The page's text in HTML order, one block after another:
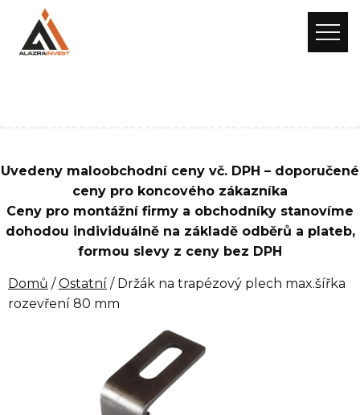
Uvedeny maloobchodní ceny vč. DPH – doporučené
ceny pro koncového zákazníka
Ceny pro montážní firmy a obchodníky stanovíme
dohodou individuálně na základě odběrů a plateb,
formou slevy z ceny bez DPH
Domů /Ostatní / Držák na trapézový plech max.šířka
rozevření 80 mm